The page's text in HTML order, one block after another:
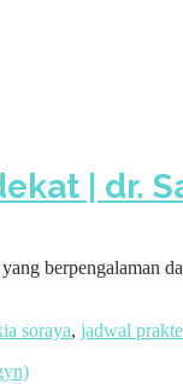
| dr.
berpengalaman
soraya, jadwal